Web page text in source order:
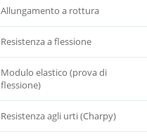
Allungamento a rottura
Resistenza a flessione
Modulo elastico (prova di
flessione)
Resistenza agli urti (Charpy)